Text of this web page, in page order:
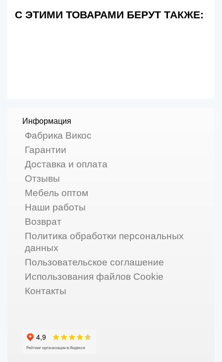
С ЭТИМИ ТОВАРАМИ БЕРУТ ТАКЖЕ:
Информация
Фабрика Викос
Гарантии
Доставка и оплата
Отзывы
Мебель оптом
Наши работы
Возврат
Политика обработки персональных
данных
Пользовательское соглашение
Использования файлов Cookie
Контакты